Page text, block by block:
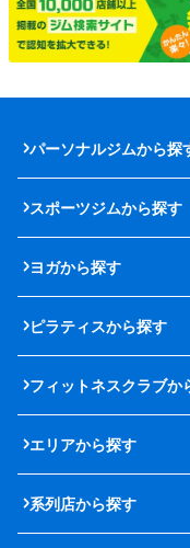
パーソナルジムから探
スポーツジムから探す
ヨガから探す
ピラティスから探す
フィットネスクラブか
エリアから探す
系列店から探す